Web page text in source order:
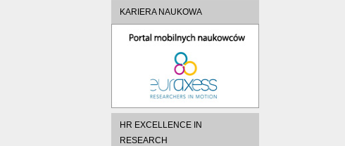
KARIERA NAUKOWA
HR EXCELLENCE IN
RESEARCH